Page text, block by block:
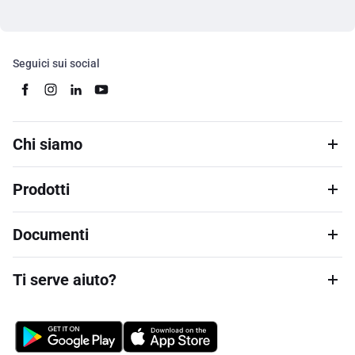
Seguici sui social
Chi siamo
Prodotti
Documenti
Ti serve aiuto?